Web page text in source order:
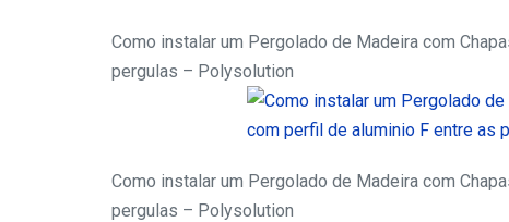
Como instalar um Pergolado de Madeira com
pergulas – Polysolution
Como instalar um Pergolado de Madeira com
pergulas – Polysolution